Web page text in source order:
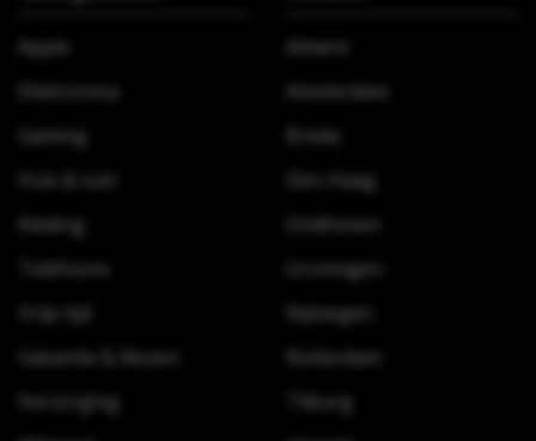
Apple
Elektronica
Gaming
Kleding
Vrije tijd
Vakantie & Reizen
Verzorging
Almere
Amsterdam
Den Haag
Eindhoven
Groningen
Nijmegen
Rotterdam